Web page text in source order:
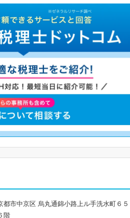
都市中京区 烏丸通錦小路上ル手洗水町６
階